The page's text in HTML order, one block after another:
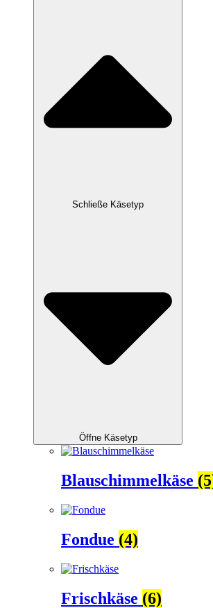
Schließe Käsetyp
Öffne Käsetyp
Blauschimmelkäse
Fondue (4)
Frischkäse (6)